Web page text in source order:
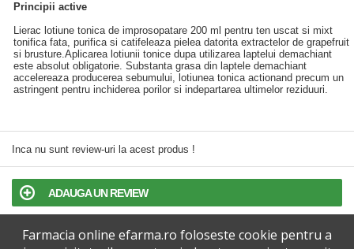
Principii active
Lierac lotiune tonica de improsopatare 200 ml pentru ten uscat si mixt
tonifica fata, purifica si catifeleaza pielea datorita extractelor de grapefruit
si brusture.Aplicarea lotiunii tonice dupa utilizarea laptelui demachiant
este absolut obligatorie. Substanta grasa din laptele demachiant
accelereaza producerea sebumului, lotiunea tonica actionand precum un
astringent pentru inchiderea porilor si indepartarea ultimelor reziduuri.
Inca nu sunt review-uri la acest produs !
ADAUGA UN REVIEW
TERMENI SI CONDITII
Farmacia online efarma.ro foloseste cookie pentru a